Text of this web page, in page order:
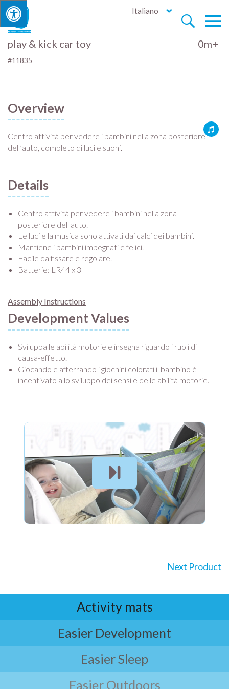


Italiano
play & kick car toy
#11835
0m+
Overview
Centro attività per vedere i bambini nella zona posteriore
dell’auto, completo di luci e suoni.
Details
Centro attività per vedere i bambini nella zona
posteriore dell'auto.
Le luci e la musica sono attivati dai calci dei bambini.
Mantiene i bambini impegnati e felici.
Facile da fissare e regolare.
Batterie: LR44 x 3
Assembly Instructions
Development Values
Sviluppa le abilità motorie e insegna riguardo i ruoli di
causa-effetto.
Giocando e afferrando i giochini colorati il bambino è
incentivato allo sviluppo dei sensi e delle abilità motorie.
Next Product
Activity mats
Easier Development
Easier Sleep
Easier Outdoors